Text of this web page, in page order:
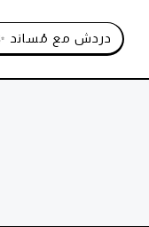
دردش مع مُساند